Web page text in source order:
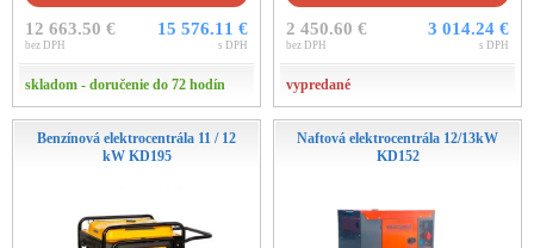
12 663.50 €
bez DPH
15 576.11 €
s DPH
skladom - doručenie do 72 hodín
2 450.60 €
bez DPH
3 014.24 €
s DPH
vypredané
Benzínová elektrocentrála 11 / 12
kW KD195
Naftová elektrocentrála 12/13kW
KD152